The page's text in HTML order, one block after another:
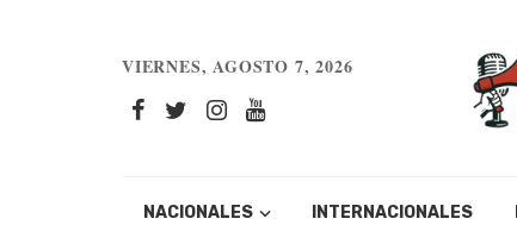
VIERNES, AGOSTO 7, 2026
NACIONALES INTERNACIONALES